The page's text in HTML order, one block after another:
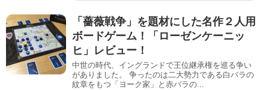
「薔薇戦争」を題材にした名作２人用
ボードゲーム！「ローゼンケーニッ
ヒ」レビュー！
中世の時代、イングランドで王位継承権を巡る争い
がありました。 争ったのは二大勢力である白バラの
紋章をもつ「ヨーク家」と赤バラの...